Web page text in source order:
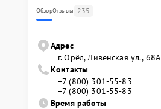
ОбзорОтзывы 235
Адрес
г. Орёл, Ливенская ул., 68А
Контакты
+7 (800) 301-55-83
+7 (800) 301-55-83
Время работы